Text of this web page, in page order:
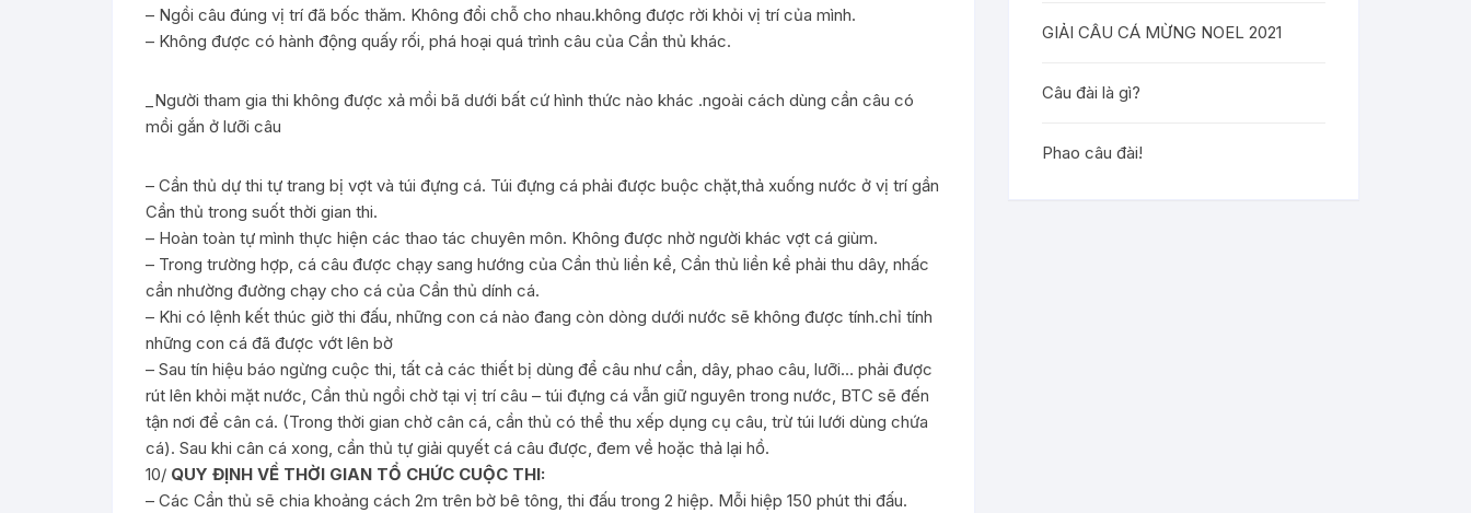
– Ngồi câu đúng vị trí đã bốc thăm. Không đổi chỗ cho nhau.không được rời khỏi vị trí của mình.
– Không được có hành động quấy rối, phá hoại quá trình câu của Cần thủ khác.
_Người tham gia thi không được xả mồi bã dưới bất cứ hình thức nào khác .ngoài cách dùng cần câu có
mồi gắn ở lưỡi câu
– Cần thủ dự thi tự trang bị vợt và túi đựng cá. Túi đựng cá phải được buộc chặt,thả xuống nước ở vị trí gần
Cần thủ trong suốt thời gian thi.
– Hoàn toàn tự mình thực hiện các thao tác chuyên môn. Không được nhờ người khác vợt cá giùm.
– Trong trường hợp, cá câu được chạy sang hướng của Cần thủ liền kề, Cần thủ liền kề phải thu dây, nhấc
cần nhường đường chạy cho cá của Cần thủ dính cá.
– Khi có lệnh kết thúc giờ thi đấu, những con cá nào đang còn dòng dưới nước sẽ không được tính.chỉ tính
những con cá đã được vớt lên bờ
– Sau tín hiệu báo ngừng cuộc thi, tất cả các thiết bị dùng để câu như cần, dây, phao câu, lưỡi… phải được
rút lên khỏi mặt nước, Cần thủ ngồi chờ tại vị trí câu – túi đựng cá vẫn giữ nguyên trong nước, BTC sẽ đến
tận nơi để cân cá. (Trong thời gian chờ cân cá, cần thủ có thể thu xếp dụng cụ câu, trừ túi lưới dùng chứa
cá). Sau khi cân cá xong, cần thủ tự giải quyết cá câu được, đem về hoặc thả lại hồ.
10/ QUY ĐỊNH VỀ THỜI GIAN TỔ CHỨC CUỘC THI:
– Các Cần thủ sẽ chia khoảng cách 2m trên bờ bê tông, thi đấu trong 2 hiệp. Mỗi hiệp 150 phút thi đấu.
GIẢI CÂU CÁ MỪNG NOEL 2021
Câu đài là gì?
Phao câu đài!